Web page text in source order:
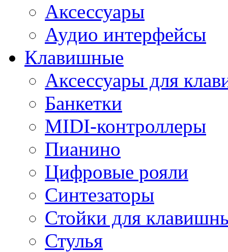
Аксессуары
Аудио интерфейсы
Клавишные
Аксессуары для
Банкетки
MIDI-контроллеры
Пианино
Цифровые рояли
Синтезаторы
Стойки для
Стулья